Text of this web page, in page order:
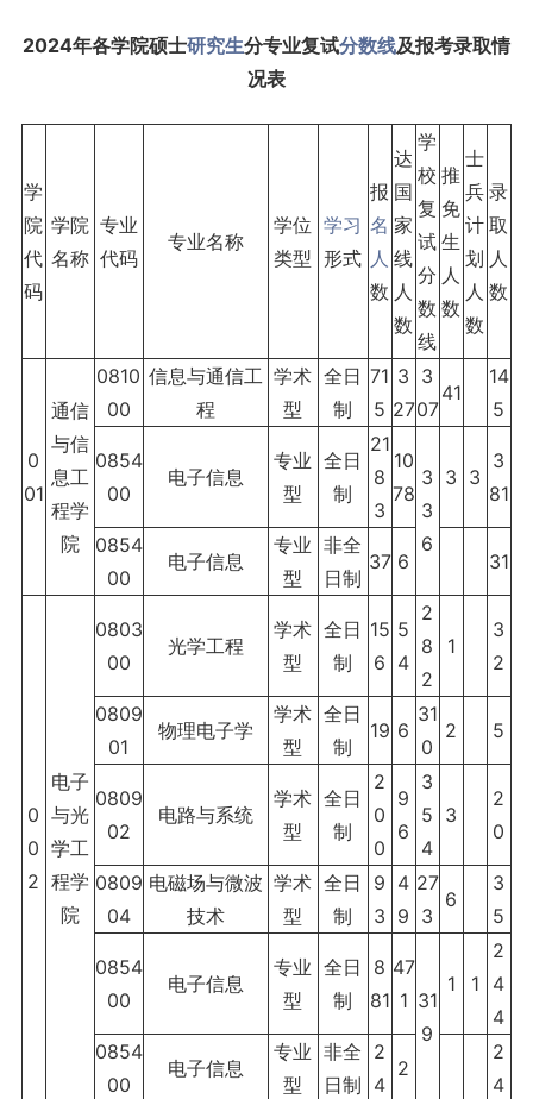
2024年各学院硕士研究生分专业复试分数线及报考录取情
况表
学
院
代
码
学院
名称
专业
代码
专业名称
学位
类型
学习
形式
报
名
人
数
达
国
家
线
人
数
学
校
复
试
分
数
线
推
免
生
人
数
士
兵
计
划
人
数
录
取
人
数
0
01
通信
与信
息工
程学
院
0810
00
信息与通信工
程
学术
型
全日
制
71
5
3
27
3
07
41
14
5
0854
00
电子信息
专业
型
全日
制
21
8
3
10
78
3
3
6
3 3
3
81
0854
00
电子信息
专业
型
非全
日制
37 6 31
0
0
2
电子
与光
学工
程学
院
0803
00
光学工程
学术
型
全日
制
15
6
5
4
2
8
2
1
3
2
0809
01
物理电子学
学术
型
全日
制
19 6
31
0
2 5
0809
02
电路与系统
学术
型
全日
制
2
0
0
9
6
3
5
4
3
2
0
0809
04
电磁场与微波
技术
学术
型
全日
制
9
3
4
9
27
3
6
3
5
0854
00
电子信息
专业
型
全日
制
8
81
47
1 31
9
1 1
2
4
4
0854
00
电子信息
专业
型
非全
日制
2
4
2
2
4